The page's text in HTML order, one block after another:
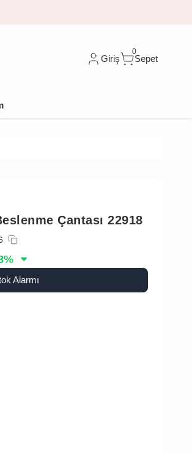
Giriş
0
Sepet
Çantası 22918
%
Alarmı